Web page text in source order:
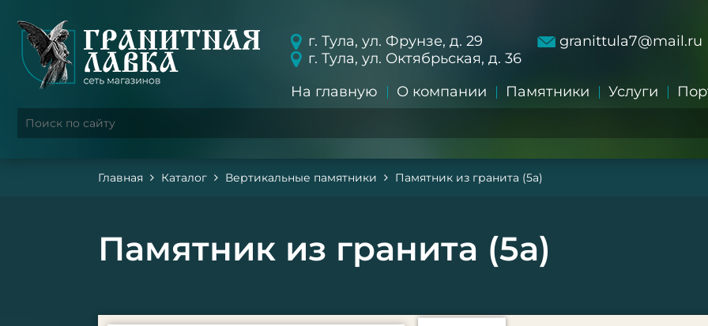
г. Тула, ул. Фрунзе, д. 29
г. Тула, ул. Октябрьская, д. 36
granittula7@mail.ru
На главную О компании Памятники Услуги
Главная Каталог Вертикальные памятники Памятник из гранита (5а)
Памятник из гранита (5а)